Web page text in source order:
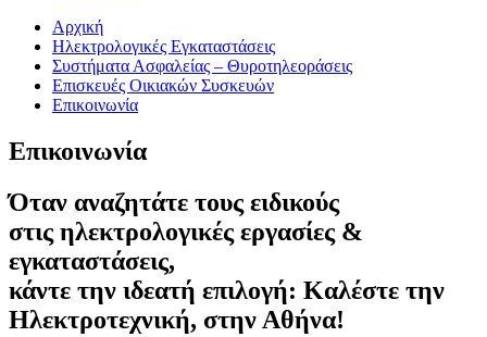
Αρχική
Ηλεκτρολογικές Εγκαταστάσεις
Συστήματα Ασφαλείας – Θυροτηλεοράσεις
Επισκευές Οικιακών Συσκευών
Επικοινωνία
Επικοινωνία
Όταν αναζητάτε τους ειδικούς
στις ηλεκτρολογικές εργασίες &
εγκαταστάσεις,
κάντε την ιδεατή επιλογή: Καλέστε την
Ηλεκτροτεχνική, στην Αθήνα!